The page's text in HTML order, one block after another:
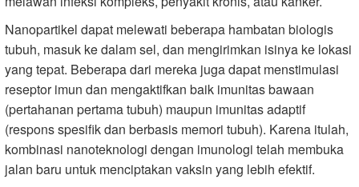
Nanopartikel dapat melewati beberapa hambatan biologis
tubuh, masuk ke dalam sel, dan mengirimkan isinya ke lokasi
yang tepat. Beberapa dari mereka juga dapat menstimulasi
reseptor imun dan mengaktifkan baik imunitas bawaan
(pertahanan pertama tubuh) maupun imunitas adaptif
(respons spesifik dan berbasis memori tubuh). Karena itulah,
kombinasi nanoteknologi dengan imunologi telah membuka
jalan baru untuk menciptakan vaksin yang lebih efektif.